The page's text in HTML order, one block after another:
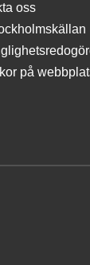
oss
på